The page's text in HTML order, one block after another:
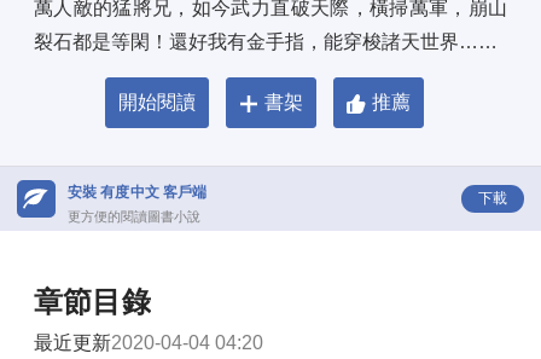
萬人敵的猛將兄，如今武力直破天際，橫掃萬軍，崩山
裂石都是等閑！還好我有金手指，能穿梭諸天世界……
開始閱讀 書架 推薦
安裝 有度中文 客戶端
更方便的閱讀圖書小說
下載
章節目錄
最近更新2020-04-04 04:20